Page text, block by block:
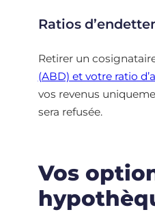
Ratios
Retirer un
(ABD) et votre ratio
vos revenus
sera refusée.
Vos